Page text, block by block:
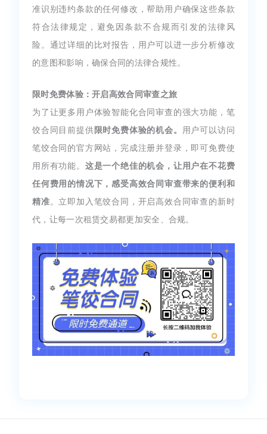
准识别违约条款的任何修改，帮助用户确保这些条款
符合法律规定，避免因条款不合规而引发的法律风
险。通过详细的比对报告，用户可以进一步分析修改
的意图和影响，确保合同的法律合规性。
限时免费体验：开启高效合同审查之旅
为了让更多用户体验智能化合同审查的强大功能，笔
饺合同目前提供 限时免费体验的机会。 用户可以访问
笔饺合同的官方网站，完成注册并登录，即可免费使
用所有功能。 这是一个绝佳的机会，让用户在不花费
任何费用的情况下，感受高效合同审查带来的便利和
精准。立即加入笔饺合同，开启高效合同审查的新时
代，让每一次租赁交易都更加安全、合规。